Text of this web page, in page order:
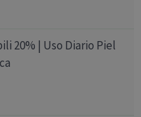
20% | Uso Diario Piel